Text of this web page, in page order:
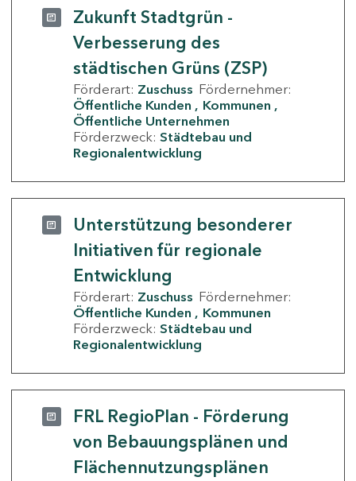
Zukunft Stadtgrün -
Verbesserung des
städtischen Grüns (ZSP)
Förderart: Zuschuss Fördernehmer:
Öffentliche Kunden
Kommunen
Öffentliche Unternehmen
Förderzweck: Städtebau und
Regionalentwicklung
Unterstützung besonderer
Initiativen für regionale
Entwicklung
Förderart: Zuschuss Fördernehmer:
Öffentliche Kunden
Kommunen
Förderzweck: Städtebau und
Regionalentwicklung
FRL RegioPlan - Förderung
von Bebauungsplänen und
Flächennutzungsplänen